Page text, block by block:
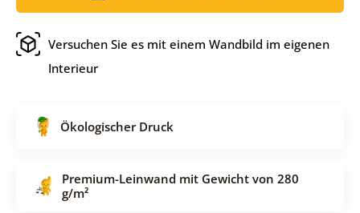
Versuchen Sie es mit einem Wandbild im eigenen
Interieur
Ökologischer Druck
Premium-Leinwand mit Gewicht von 280
g/m²